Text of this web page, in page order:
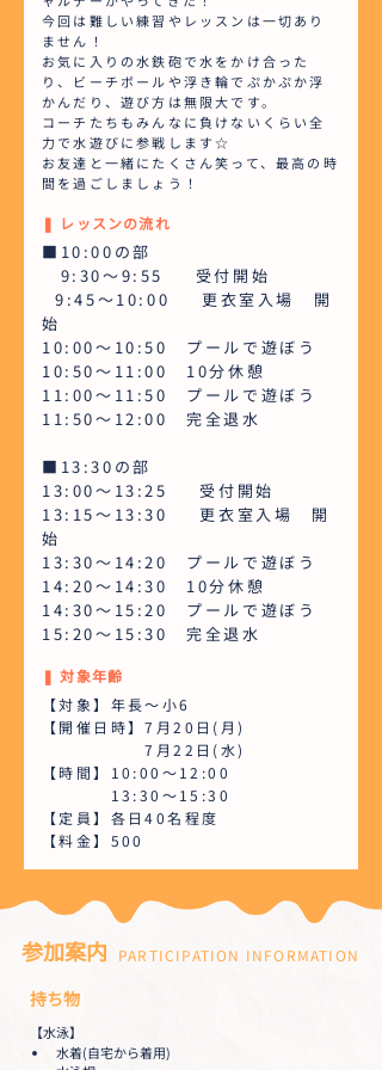
今回は難しい練習やレッスンは一切あり
ません！
お気に入りの水鉄砲で水をかけ合った
り、ビーチボールや浮き輪でぷかぷか浮
かんだり、遊び方は無限大です。
コーチたちもみんなに負けないくらい全
力で水遊びに参戦します☆
お友達と一緒にたくさん笑って、最高の時
間を過ごしましょう！
❚ レッスンの流れ
■10:00の部
9:30～9:55 受付開始
9:45～10:00 更衣室入場 開
始
10:00～10:50 プールで遊ぼう
10:50～11:00 10分休憩
11:00～11:50 プールで遊ぼう
11:50～12:00 完全退水
■13:30の部
13:00～13:25 受付開始
13:15～13:30 更衣室入場 開
始
13:30～14:20 プールで遊ぼう
14:20～14:30 10分休憩
14:30～15:20 プールで遊ぼう
15:20～15:30 完全退水
❚ 対象年齢
【対象】年長～小6
【開催日時】7月20日(月)
7月22日(水)
【時間】10:00～12:00
13:30～15:30
【定員】各日40名程度
【料金】500
参加案内 PARTICIPATION INFORMATION
持ち物
【水泳】
水着(自宅から着用)